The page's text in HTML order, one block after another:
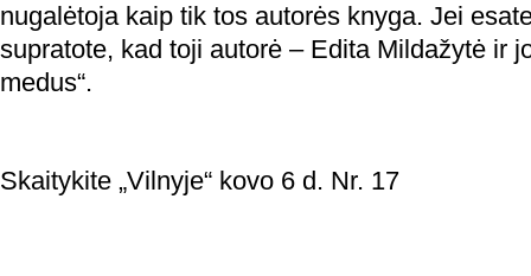
nugalėtoja kaip tik tos autorės knyga. Jei
supratote, kad toji autorė – Edita Mildažytė ir
medus“.
Skaitykite „Vilnyje“ kovo 6 d. Nr. 17